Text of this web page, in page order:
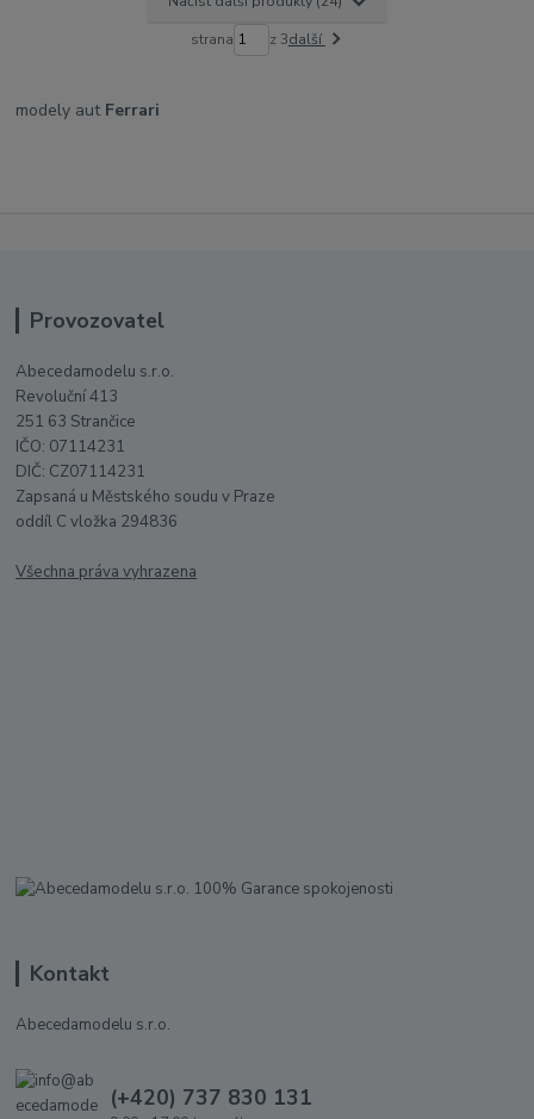
strana z 3další
modely aut Ferrari
Provozovatel
Abecedamodelu s.r.o.
Revoluční 413
251 63 Strančice
IČO: 07114231
DIČ: CZ07114231
Zapsaná u Městského soudu v Praze
oddíl C vložka 294836
Všechna práva vyhrazena
Kontakt
Abecedamodelu s.r.o.
(+420) 737 830 131